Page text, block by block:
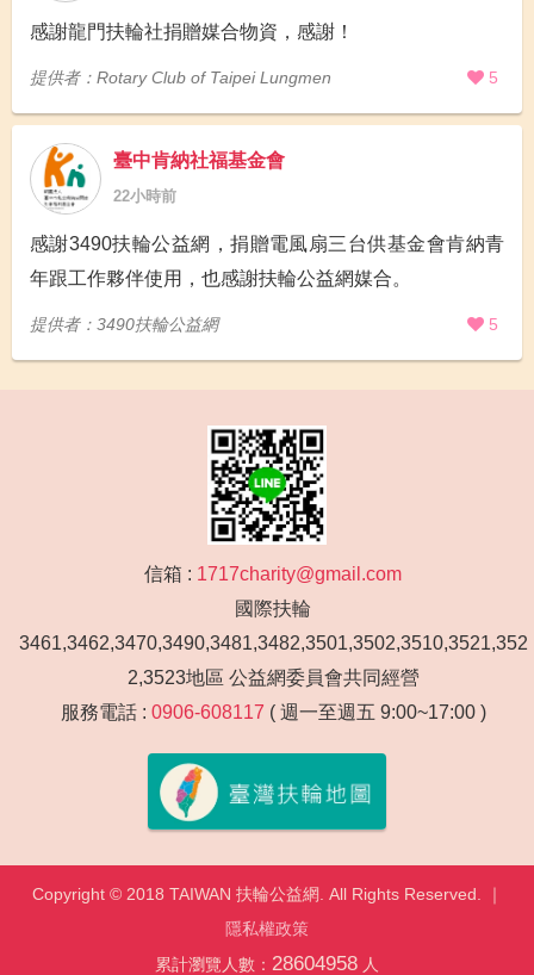
感謝龍門扶輪社捐贈媒合物資，感謝！
提供者：Rotary Club of Taipei Lungmen 5
臺中肯納社福基金會
22小時前
感謝3490扶輪公益網，捐贈電風扇三台供基金會肯納青
年跟工作夥伴使用，也感謝扶輪公益網媒合。
提供者：3490扶輪公益網 5
信箱 : 1717charity@gmail.com
國際扶輪
3461,3462,3470,3490,3481,3482,3501,3502,3510,3521,352
2,3523地區 公益網委員會共同經營
服務電話 : 0906-608117 ( 週一至週五 9:00~17:00 )
Copyright © 2018 TAIWAN 扶輪公益網. All Rights Reserved. ｜
隱私權政策
累計瀏覽人數： 28604958 人